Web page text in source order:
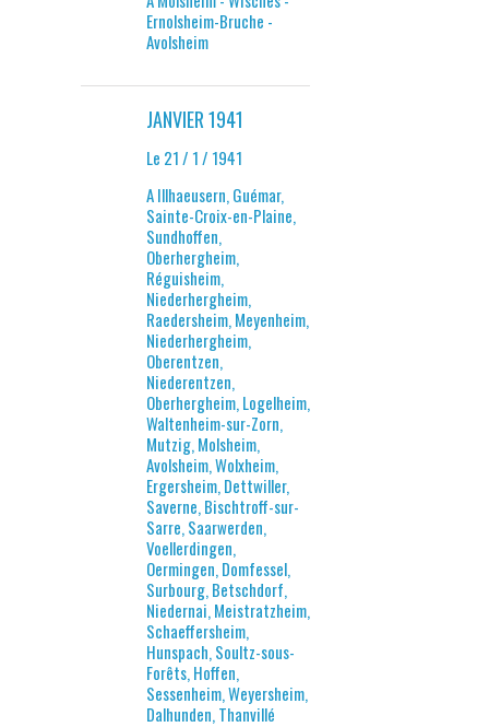
Ernolsheim-Bruche -
Avolsheim
JANVIER 1941
Le 21 / 1 / 1941
A Illhaeusern, Guémar,
Sainte-Croix-en-Plaine,
Sundhoffen,
Oberhergheim,
Réguisheim,
Niederhergheim,
Raedersheim, Meyenheim,
Niederhergheim,
Oberentzen,
Niederentzen,
Oberhergheim, Logelheim,
Waltenheim-sur-Zorn,
Mutzig, Molsheim,
Avolsheim, Wolxheim,
Ergersheim, Dettwiller,
Saverne, Bischtroff-sur-
Sarre, Saarwerden,
Voellerdingen,
Oermingen, Domfessel,
Surbourg, Betschdorf,
Niedernai, Meistratzheim,
Schaeffersheim,
Hunspach, Soultz-sous-
Forêts, Hoffen,
Sessenheim, Weyersheim,
Dalhunden, Thanvillé